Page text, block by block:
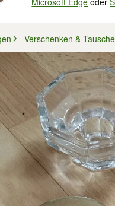
Verschenken &